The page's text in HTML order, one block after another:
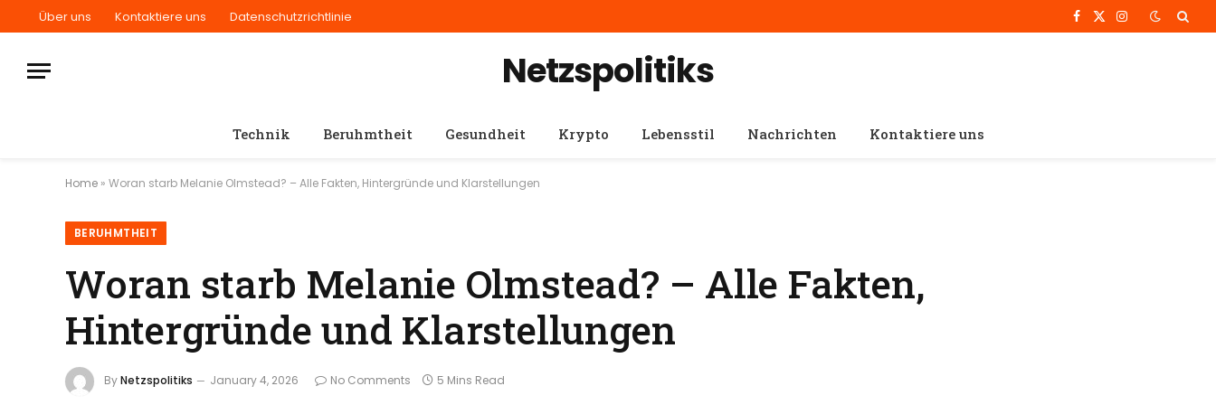
Über uns Kontaktiere uns Datenschutzrichtlinie Facebook
X
Instagram
Netzspolitiks
Technik Beruhmtheit Gesundheit Krypto Lebensstil Nachrichten Kontaktiere uns
Home » Woran starb Melanie Olmstead? – Alle Fakten, Hintergründe und Klarstellungen
BERUHMTHEIT
Woran starb Melanie Olmstead? – Alle Fakten,
Hintergründe und Klarstellungen
ByNetzspolitiks January 4, 2026 No Comments 5 Mins Read